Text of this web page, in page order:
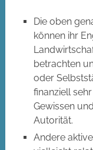
Die oben
können ihr
betrachten
oder
finanziell
Gewissen
Autorität.
Andere